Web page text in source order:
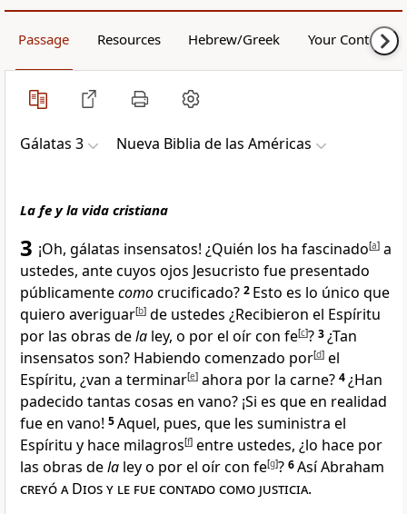
Passage Resources Hebrew/Greek Your Content
Gálatas 3 Nueva Biblia de las Américas
La fe y la vida cristiana
3 ¡Oh, gálatas insensatos! ¿Quién los ha fascinado[a] a
ustedes, ante cuyos ojos Jesucristo fue presentado
públicamentecomocrucificado? 2 Esto es lo único que
quiero averiguar[b] de ustedes ¿Recibieron el Espíritu
por las obras dela ley, o por el oír con fe[c]? 3¿Tan
insensatos son? Habiendo comenzado por[d] el
Espíritu, ¿van a terminar[e] ahora por la carne? 4¿Han
padecido tantas cosas en vano? ¡Si es que en realidad
fue en vano! 5Aquel, pues, que les suministra el
Espíritu y hace milagros[f] entre ustedes, ¿lo hace por
las obras dela ley o por el oír con fe[g]? 6Así Abraham
creyó a Dios y le fue contado como justicia.